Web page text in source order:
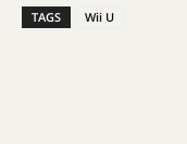
TAGS Wii U